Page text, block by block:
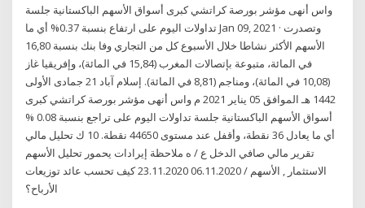
واس أنهى مؤشر بورصة كراتشي كبرى أسواق الأسهم الباكستانية جلسة
تداولات اليوم على ارتفاع بنسبة 0.37% أي ما Jan 09, 2021 · وتصدرت
الأسهم الأكثر نشاطا خلال الأسبوع كل من التجاري وفا بنك بنسبة 16,80
في المائة، متبوعة بإتصالات المغرب (15,84 في المائة)، وإفريقيا غاز
(10,08 في المائة)، ومناجم (8,81 في المائة). إسلام آباد 21 جمادى الأولى
1442 هـ الموافق 05 يناير 2021 م واس أنهى مؤشر بورصة كراتشي كبرى
أسواق الأسهم الباكستانية جلسة تداولات اليوم على تراجع بنسبة 0.08 %
أي ما يعادل 36 نقطة، وأقفل عند مستوى 44650 نقطة. 10 ك تحليل مالي
تقرير مالي صافي الدخل ع / ه ملاحظة إيرادات يحمور تحليل الأسهم
الاستثمار , الأسهم / 06.11.2020 23.11.2020 كيف تحسب عائد توزيعات
الأرباح؟